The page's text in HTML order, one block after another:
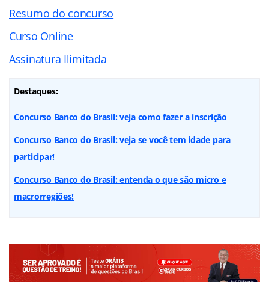
Resumo do concurso
Curso Online
Assinatura Ilimitada
Destaques:
Concurso Banco do Brasil: veja como fazer a inscrição
Concurso Banco do Brasil: veja se você tem idade para
participar!
Concurso Banco do Brasil: entenda o que são micro e
macrorregiões!